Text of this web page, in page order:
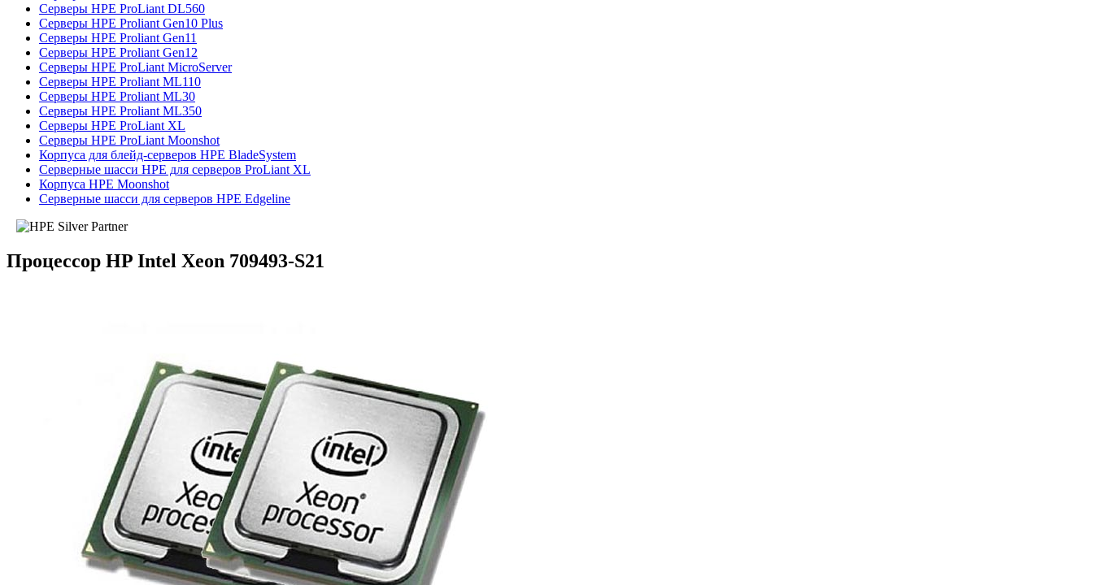
Серверы HPE ProLiant DL560
Серверы HPE Proliant Gen10 Plus
Серверы HPE Proliant Gen11
Серверы HPE Proliant Gen12
Серверы HPE ProLiant MicroServer
Серверы HPE Proliant ML110
Серверы HPE Proliant ML30
Серверы HPE Proliant ML350
Серверы HPE ProLiant XL
Серверы HPE ProLiant Moonshot
Корпуса для блейд-серверов HPE BladeSystem
Серверные шасси HPE для серверов ProLiant XL
Корпуса HPE Moonshot
Серверные шасси для серверов HPE Edgeline
Процессор HP Intel Xeon 709493-S21